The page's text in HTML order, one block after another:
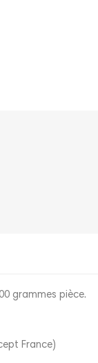
grammes pièce.
France)